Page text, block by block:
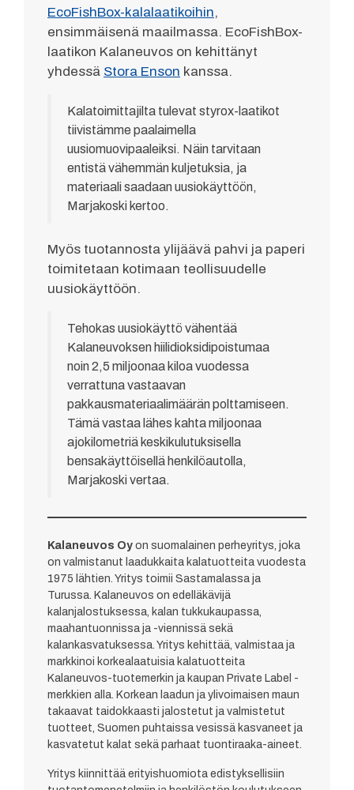
EcoFishBox-kalalaatikoihin,
ensimmäisenä maailmassa. EcoFishBox-
laatikon Kalaneuvos on kehittänyt
yhdessä Stora Enson kanssa.
Kalatoimittajilta tulevat styrox-laatikot
tiivistämme paalaimella
uusiomuovipaaleiksi. Näin tarvitaan
entistä vähemmän kuljetuksia, ja
materiaali saadaan uusiokäyttöön,
Marjakoski kertoo.
Myös tuotannosta ylijäävä pahvi ja paperi
toimitetaan kotimaan teollisuudelle
uusiokäyttöön.
Tehokas uusiokäyttö vähentää
Kalaneuvoksen hiilidioksidipoistumaa
noin 2,5 miljoonaa kiloa vuodessa
verrattuna vastaavan
pakkausmateriaalimäärän polttamiseen.
Tämä vastaa lähes kahta miljoonaa
ajokilometriä keskikulutuksisella
bensakäyttöisellä henkilöautolla,
Marjakoski vertaa.
Kalaneuvos Oy on suomalainen perheyritys, joka
on valmistanut laadukkaita kalatuotteita vuodesta
1975 lähtien. Yritys toimii Sastamalassa ja
Turussa. Kalaneuvos on edelläkävijä
kalanjalostuksessa, kalan tukkukaupassa,
maahantuonnissa ja -viennissä sekä
kalankasvatuksessa. Yritys kehittää, valmistaa ja
markkinoi korkealaatuisia kalatuotteita
Kalaneuvos-tuotemerkin ja kaupan Private Label -
merkkien alla. Korkean laadun ja ylivoimaisen maun
takaavat taidokkaasti jalostetut ja valmistetut
tuotteet, Suomen puhtaissa vesissä kasvaneet ja
kasvatetut kalat sekä parhaat tuontiraaka-aineet.
Yritys kiinnittää erityishuomiota edistyksellisiin